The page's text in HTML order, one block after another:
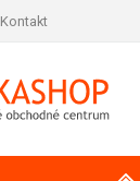
Kontakt